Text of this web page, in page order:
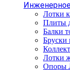
Лотки
Плиты
Балки
Бруски
Лотки
Опоры